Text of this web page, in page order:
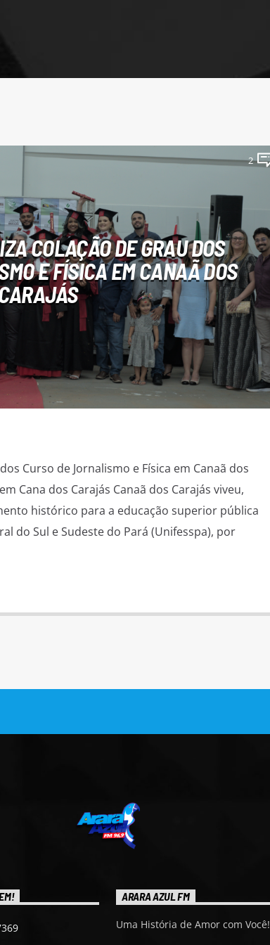
2
COLAÇÃO DE GRAU DOS
E FÍSICA EM CANAÃ DOS
Curso de Jornalismo e Física em Canaã dos
Cana dos Carajás Canaã dos Carajás viveu,
histórico para a educação superior pública
do Sul e Sudeste do Pará (Unifesspa), por
ARARA AZUL FM
Uma História de Amor com Você!